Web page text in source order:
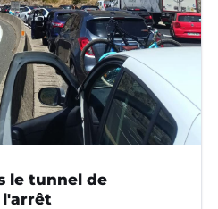
le tunnel de
l'arrêt